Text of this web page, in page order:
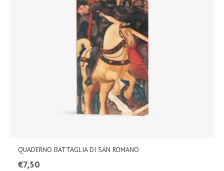
QUADERNO BATTAGLIA DI SAN ROMANO
€7,50